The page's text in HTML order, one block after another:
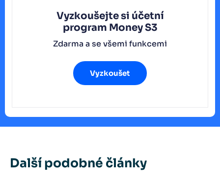
Vyzkoušejte si účetní
program Money S3
Zdarma a se všemi funkcemi
Vyzkoušet
Další podobné články